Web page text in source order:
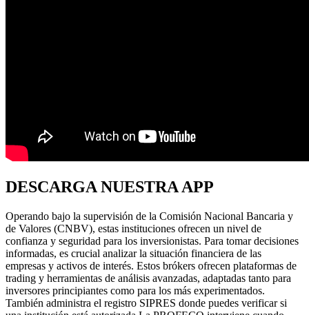
DESCARGA NUESTRA APP
Operando bajo la supervisión de la Comisión Nacional Bancaria y
de Valores (CNBV), estas instituciones ofrecen un nivel de
confianza y seguridad para los inversionistas. Para tomar decisiones
informadas, es crucial analizar la situación financiera de las
empresas y activos de interés. Estos brókers ofrecen plataformas de
trading y herramientas de análisis avanzadas, adaptadas tanto para
inversores principiantes como para los más experimentados.
También administra el registro SIPRES donde puedes verificar si